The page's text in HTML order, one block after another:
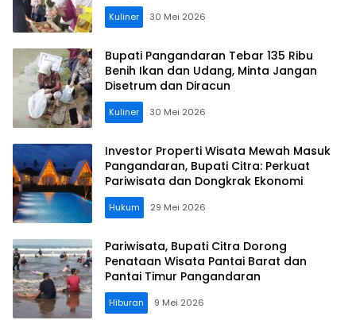
Kuliner 30 Mei 2026
Bupati Pangandaran Tebar 135 Ribu
Benih Ikan dan Udang, Minta Jangan
Disetrum dan Diracun
Kuliner 30 Mei 2026
Investor Properti Wisata Mewah Masuk
Pangandaran, Bupati Citra: Perkuat
Pariwisata dan Dongkrak Ekonomi
Hukum 29 Mei 2026
Pariwisata, Bupati Citra Dorong
Penataan Wisata Pantai Barat dan
Pantai Timur Pangandaran
Hiburan 9 Mei 2026